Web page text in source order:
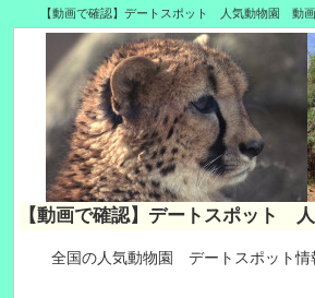
【動画で確認】デートスポット 人気動物園 動画
【動画で確認】デートスポット
全国の人気動物園 デートスポット情